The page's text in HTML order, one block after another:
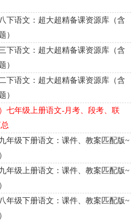
下语文：超大超精备课资源库（含
）
下语文：超大超精备课资源库（含
）
下语文：超大超精备课资源库（含
）
七年级上册语文-月考、段考、联
年级下册语文：课件、教案匹配版~
年级上册语文：课件、教案匹配版~
年级下册语文：课件、教案匹配版~